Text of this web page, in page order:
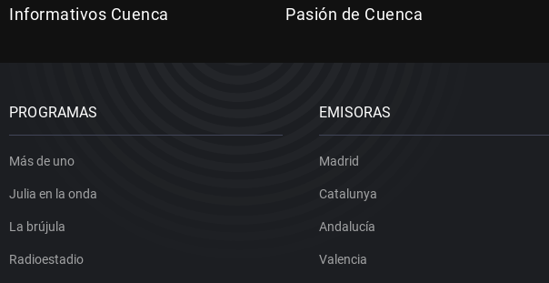
Informativos Cuenca Pasión de Cuenca
PROGRAMAS
Más de uno
Julia en la onda
La brújula
Radioestadio
EMISORAS
Madrid
Catalunya
Andalucía
Valencia